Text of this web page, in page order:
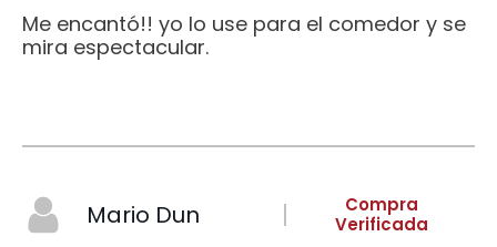
Me encantó!! yo lo use para el comedor y se
mira espectacular.
Mario Dun
Compra
Verificada